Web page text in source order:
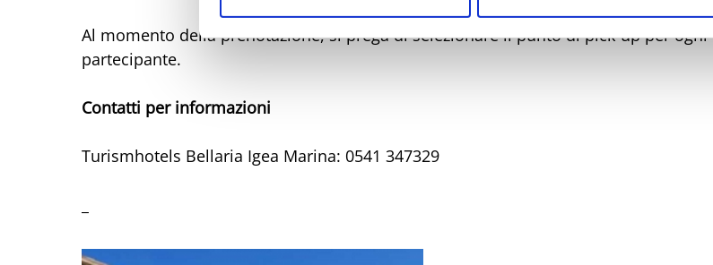
Al momento della prenotazione, si prega di selezionare il punto di pick-up per ogni
partecipante.
Contatti per informazioni
Turismhotels Bellaria Igea Marina: 0541 347329